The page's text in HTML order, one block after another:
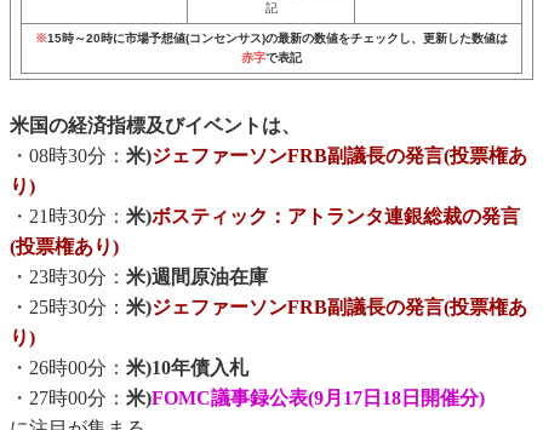
記
※15時～20時に市場予想値(コンセンサス)の最新の数値をチェックし、更新した数値は
赤字で表記
米国の経済指標及びイベントは、
・08時30分： 米)ジェファーソンFRB副議長の発言(投票権あ
り)
・21時30分： 米)ボスティック：アトランタ連銀総裁の発言
(投票権あり)
・23時30分： 米)週間原油在庫
・25時30分： 米)ジェファーソンFRB副議長の発言(投票権あ
り)
・26時00分： 米)10年債入札
・27時00分： 米)FOMC議事録公表(9月17日18日開催分)